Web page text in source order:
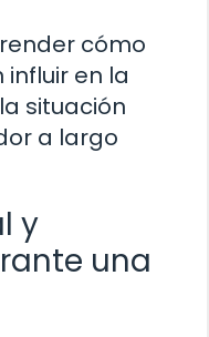
cómo
en la
situación
a largo
y
una